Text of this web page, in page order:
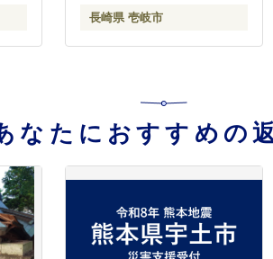
1万円
長崎県 壱岐市
なたにおすすめの